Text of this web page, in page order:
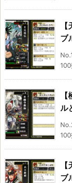
ブ
ル
ブ